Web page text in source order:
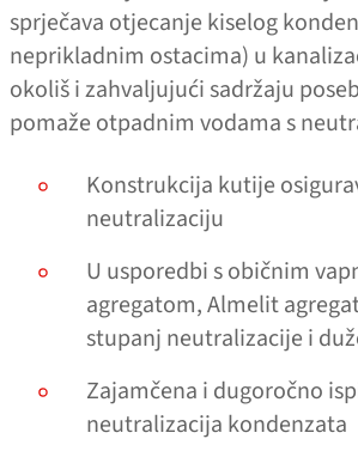
sprječava otjecanje kiselog
neprikladnim ostacima) u
okoliš i zahvaljujući sadržaju
pomaže otpadnim vodama s
Konstrukcija kutije
neutralizaciju
U usporedbi s običnim
agregatom, Almelit
stupanj neutralizacije i
Zajamčena i dugoročno
neutralizacija kondenzata